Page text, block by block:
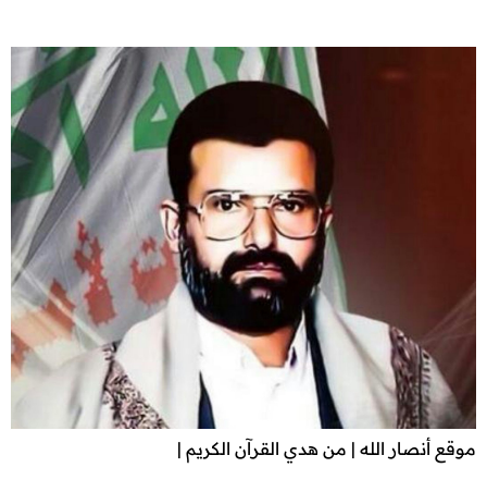
موقع أنصار الله | من هدي القرآن الكريم |